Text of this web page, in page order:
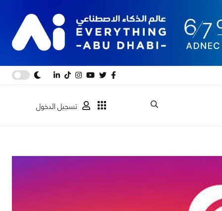
تسجيل الدخول